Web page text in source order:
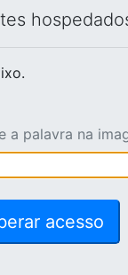
a palavra na